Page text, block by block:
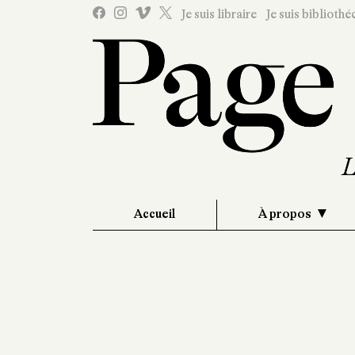
Je suis libraire Je suis
Accueil À propos